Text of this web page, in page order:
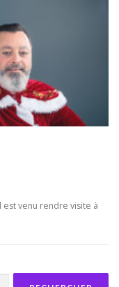
venu rendre visite à